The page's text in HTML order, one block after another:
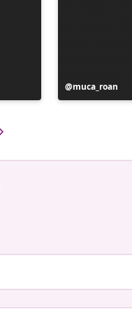
Julkaissut
muca_roan